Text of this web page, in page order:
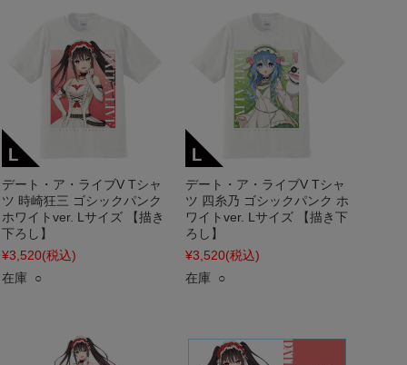
デート・ア・ライブV Tシャ
ツ 時崎狂三 ゴシックパンク
ホワイトver. Lサイズ 【描き
下ろし】
¥3,520(税込)
在庫 ○
デート・ア・ライブV Tシャ
ツ 四糸乃 ゴシックパンク ホ
ワイトver. Lサイズ 【描き下
ろし】
¥3,520(税込)
在庫 ○